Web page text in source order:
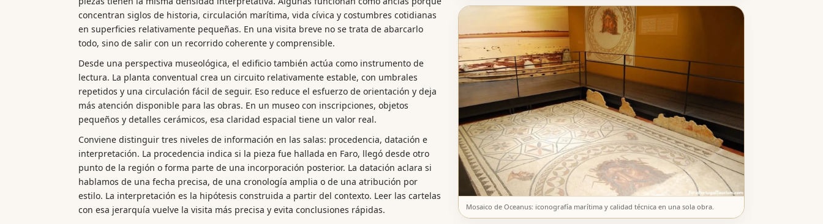
concentran siglos de historia, circulación marítima, vida cívica y costumbres cotidianas
en superficies relativamente pequeñas. En una visita breve no se trata de abarcarlo
todo, sino de salir con un recorrido coherente y comprensible.
Desde una perspectiva museológica, el edificio también actúa como instrumento de
lectura. La planta conventual crea un circuito relativamente estable, con umbrales
repetidos y una circulación fácil de seguir. Eso reduce el esfuerzo de orientación y deja
más atención disponible para las obras. En un museo con inscripciones, objetos
pequeños y detalles cerámicos, esa claridad espacial tiene un valor real.
Conviene distinguir tres niveles de información en las salas: procedencia, datación e
interpretación. La procedencia indica si la pieza fue hallada en Faro, llegó desde otro
punto de la región o forma parte de una incorporación posterior. La datación aclara si
hablamos de una fecha precisa, de una cronología amplia o de una atribución por
estilo. La interpretación es la hipótesis construida a partir del contexto. Leer las cartelas
con esa jerarquía vuelve la visita más precisa y evita conclusiones rápidas.
Mosaico de Oceanus: iconografía marítima y calidad técnica en una sola obra.